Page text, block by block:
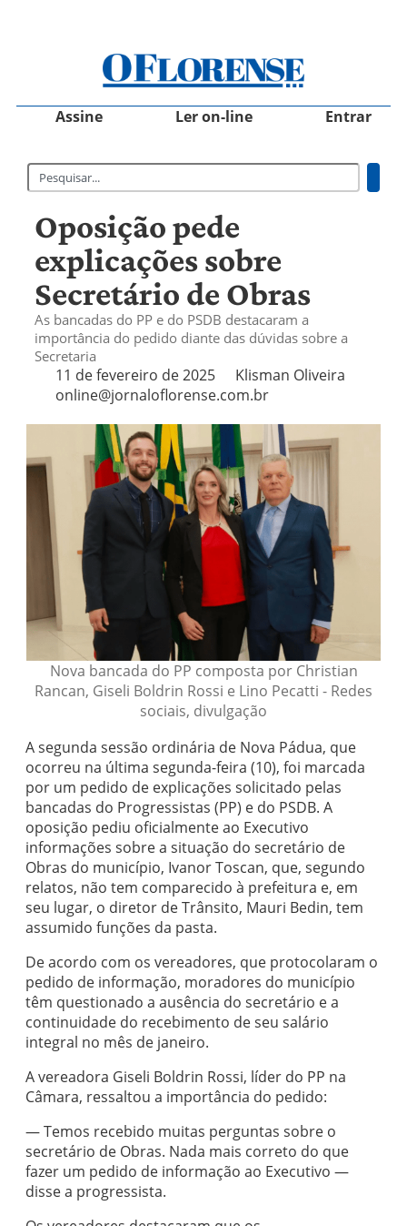
Assine Ler on-line Entrar
Oposição pede
explicações sobre
Secretário de Obras
As bancadas do PP e do PSDB destacaram a
importância do pedido diante das dúvidas sobre a
Secretaria
11 de fevereiro de 2025
Klisman Oliveira
online@jornaloflorense.com.br
Nova bancada do PP composta por Christian
Rancan, Giseli Boldrin Rossi e Lino Pecatti - Redes
sociais, divulgação
A segunda sessão ordinária de Nova Pádua, que
ocorreu na última segunda-feira (10), foi marcada
por um pedido de explicações solicitado pelas
bancadas do Progressistas (PP) e do PSDB. A
oposição pediu oficialmente ao Executivo
informações sobre a situação do secretário de
Obras do município, Ivanor Toscan, que, segundo
relatos, não tem comparecido à prefeitura e, em
seu lugar, o diretor de Trânsito, Mauri Bedin, tem
assumido funções da pasta.
De acordo com os vereadores, que protocolaram o
pedido de informação, moradores do município
têm questionado a ausência do secretário e a
continuidade do recebimento de seu salário
integral no mês de janeiro.
A vereadora Giseli Boldrin Rossi, líder do PP na
Câmara, ressaltou a importância do pedido:
— Temos recebido muitas perguntas sobre o
secretário de Obras. Nada mais correto do que
fazer um pedido de informação ao Executivo —
disse a progressista.